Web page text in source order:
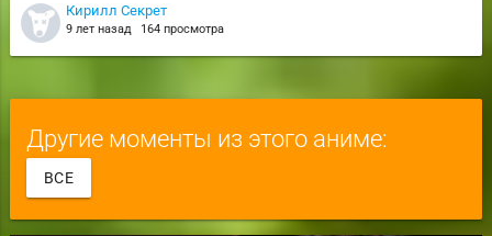
Кирилл Секрет
9 лет назад 164 просмотра
Другие моменты из этого аниме:
ВСЕ